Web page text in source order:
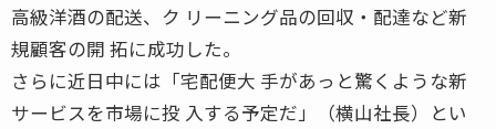
高級洋酒の配送、ク リーニング品の回収・配達など新
規顧客の開 拓に成功した。
さらに近日中には「宅配便大 手があっと驚くような新
サービスを市場に投 入する予定だ」（横山社長）とい